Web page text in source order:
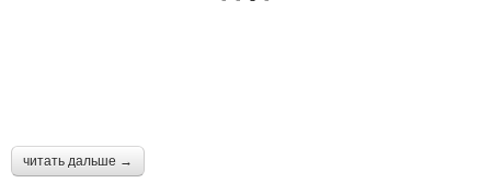
читать дальше →